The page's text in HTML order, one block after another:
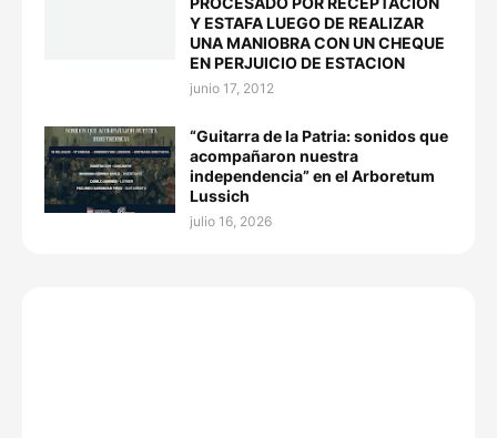
Y ESTAFA LUEGO DE REALIZAR
UNA MANIOBRA CON UN CHEQUE
EN PERJUICIO DE ESTACION
junio 17, 2012
“Guitarra de la Patria: sonidos que
acompañaron nuestra
independencia” en el Arboretum
Lussich
julio 16, 2026